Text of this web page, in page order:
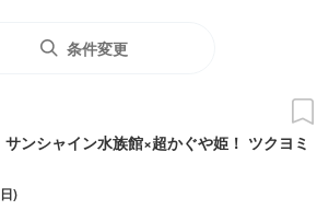
条件変更
サンシャイン水族館×超かぐや姫！ ツクヨミ
)